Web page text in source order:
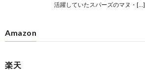
活躍していたスパーズのマヌ・[…]
Amazon
楽天